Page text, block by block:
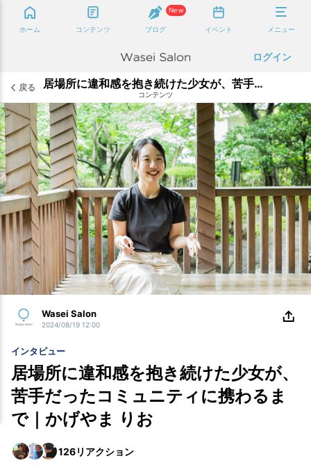
ホーム コンテンツ
New
ブログ イベント メニュー
ログイン
戻る 居場所に違和感を抱き続けた少女が、苦手だったコミュニティに携わるまで｜かげやま りお
コンテンツ
Wasei Salon
2024/08/19 12:00
インタビュー
居場所に違和感を抱き続けた少女が、
苦手だったコミュニティに携わるま
で｜かげやま りお
126リアクション